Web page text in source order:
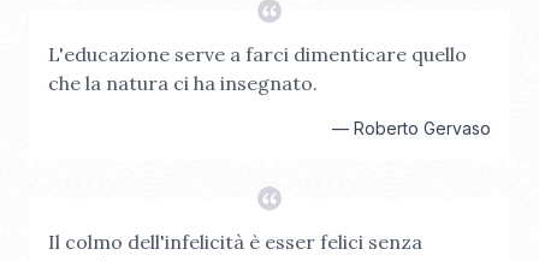
L'educazione serve a farci dimenticare quello
che la natura ci ha insegnato.
— Roberto Gervaso
Il colmo dell'infelicità è esser felici senza